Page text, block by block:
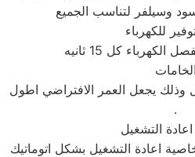
للكهرباء
الخامات
وذلك يجعل العمر الافتراضي اطول
.
التشغيل
اعادة التشغيل بشكل اتوماتيك